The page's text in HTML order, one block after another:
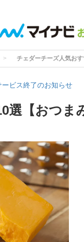
チェダーチーズ人気お
ービス終了のお知らせ
【おつま